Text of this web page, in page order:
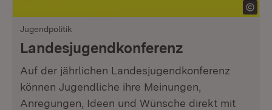
Jugendpolitik
Landesjugendkonferenz
Auf der jährlichen Landesjugendkonferenz
können Jugendliche ihre Meinungen,
Anregungen, Ideen und Wünsche direkt mit